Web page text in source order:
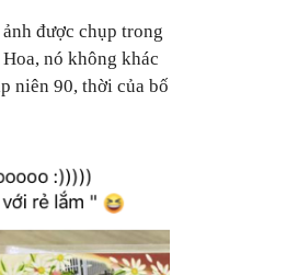
được chụp trong
nó không khác
niên 90, thời của bố